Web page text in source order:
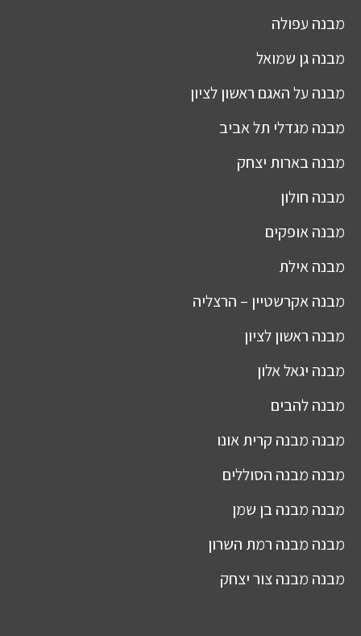
מבנה עפולה
מבנהגן שמואל
מבנה על האגם ראשון לציון
מבנה מגדלי תל אביב
מבנהבארות יצחק
מבנה חולון
מבנהאופקים
מבנהאילת
מבנהאקרשטיין – הרצליה
מבנה ראשון לציון
מבנה יגאל אלון
מבנהלהבים
מבנה מבנה קרית אונו
מבנה מבנה הסוללים
מבנה מבנה בן שמן
מבנה מבנה רמת השרון
מבנה מבנה צור יצחק